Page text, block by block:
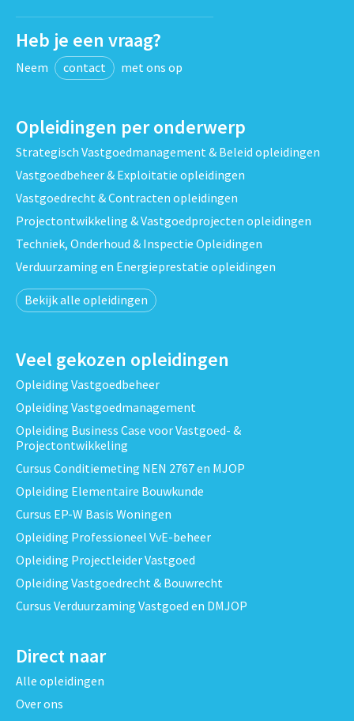
Heb je een vraag?
Neem contact met ons op
Opleidingen per onderwerp
Strategisch Vastgoedmanagement & Beleid opleidingen
Vastgoedbeheer & Exploitatie opleidingen
Vastgoedrecht & Contracten opleidingen
Projectontwikkeling & Vastgoedprojecten opleidingen
Techniek, Onderhoud & Inspectie Opleidingen
Verduurzaming en Energieprestatie opleidingen
Bekijk alle opleidingen
Veel gekozen opleidingen
Opleiding Vastgoedbeheer
Opleiding Vastgoedmanagement
Opleiding Business Case voor Vastgoed- &
Projectontwikkeling
Cursus Conditiemeting NEN 2767 en MJOP
Opleiding Elementaire Bouwkunde
Cursus EP-W Basis Woningen
Opleiding Professioneel VvE-beheer
Opleiding Projectleider Vastgoed
Opleiding Vastgoedrecht & Bouwrecht
Cursus Verduurzaming Vastgoed en DMJOP
Direct naar
Alle opleidingen
Over ons